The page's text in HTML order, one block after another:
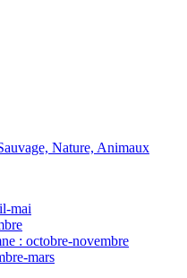
Nature, Animaux
mai
: octobre-novembre
mars